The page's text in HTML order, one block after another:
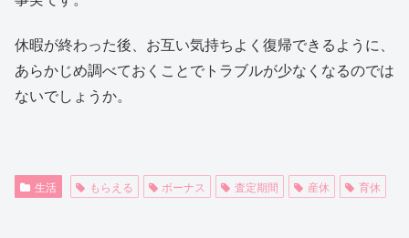
休暇が終わった後、お互い気持ちよく復帰できるように、
あらかじめ調べておくことでトラブルが少なくなるのでは
ないでしょうか。
生活 もらえる ボーナス 査定期間 産休 育休